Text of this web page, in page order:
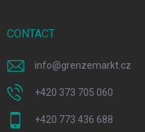
CONTACT
info@grenzemarkt.cz
+420 373 705 060
+420 773 436 688